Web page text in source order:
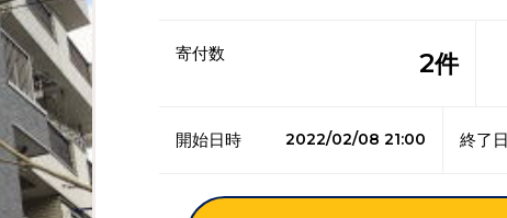
寄付数 2件
開始日時 2022/02/08 21:00 終了